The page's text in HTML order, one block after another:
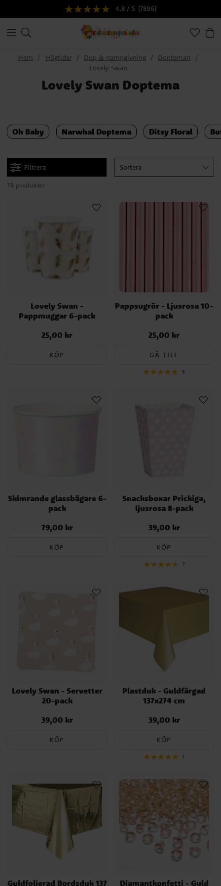
4.8 / 5 (7896)
Hem Högtider Dop & namngivning
Dopteman
Lovely Swan
Lovely Swan Doptema
Oh Baby Narwhal Doptema Ditsy Floral
Filtrera Sortera
78 produkter
Lovely Swan -
Pappmuggar 6-pack
Pris:25,00 kr
25,00 kr
KÖP
Pappsugrör - Ljusrosa 10-
pack
Pris:25,00 kr
25,00 kr
GÅ TILL
6
Skimrande glassbägare 6-
pack
Pris:79,00 kr
79,00 kr
KÖP
Snacksboxar Prickiga,
ljusrosa 8-pack
Pris:39,00 kr
39,00 kr
KÖP
7
Lovely Swan - Servetter
20-pack
Pris:39,00 kr
39,00 kr
KÖP
Plastduk - Guldfärgad
137x274 cm
Pris:39,00 kr
39,00 kr
KÖP
1
Guldfolierad Bordsduk 137
Diamantkonfetti - Guld